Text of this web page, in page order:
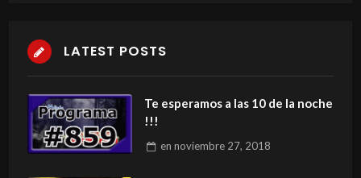
LATEST POSTS
Te esperamos a las 10 de la noche
!!!
en noviembre 27, 2018